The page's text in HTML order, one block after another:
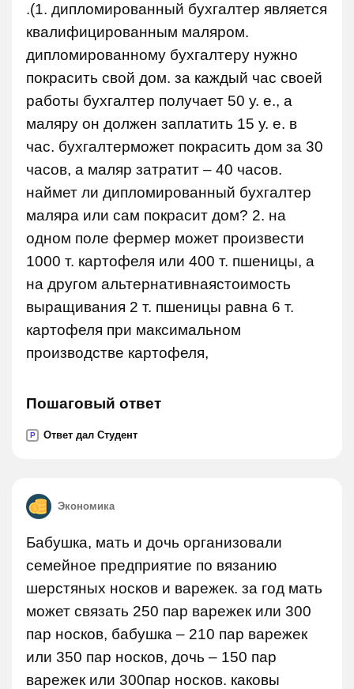
.(1. дипломированный бухгалтер является
квалифицированным маляром.
дипломированному бухгалтеру нужно
покрасить свой дом. за каждый час своей
работы бухгалтер получает 50 у. е., а
маляру он должен заплатить 15 у. е. в
час. бухгалтерможет покрасить дом за 30
часов, а маляр затратит – 40 часов.
наймет ли дипломированный бухгалтер
маляра или сам покрасит дом? 2. на
одном поле фермер может произвести
1000 т. картофеля или 400 т. пшеницы, а
на другом альтернативнаястоимость
выращивания 2 т. пшеницы равна 6 т.
картофеля при максимальном
производстве картофеля,
Пошаговый ответ
P Ответ дал Студент
Экономика
Бабушка, мать и дочь организовали
семейное предприятие по вязанию
шерстяных носков и варежек. за год мать
может связать 250 пар варежек или 300
пар носков, бабушка – 210 пар варежек
или 350 пар носков, дочь – 150 пар
варежек или 300пар носков. каковы